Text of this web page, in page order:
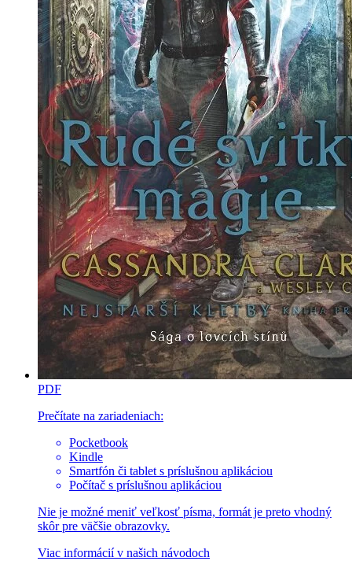
PDF
Prečítate na zariadeniach:
Pocketbook
Kindle
Smartfón či tablet s príslušnou aplikáciou
Počítač s príslušnou aplikáciou
Nie je možné meniť veľkosť písma, formát je preto vhodný
skôr pre väčšie obrazovky.
Viac informácií v našich návodoch